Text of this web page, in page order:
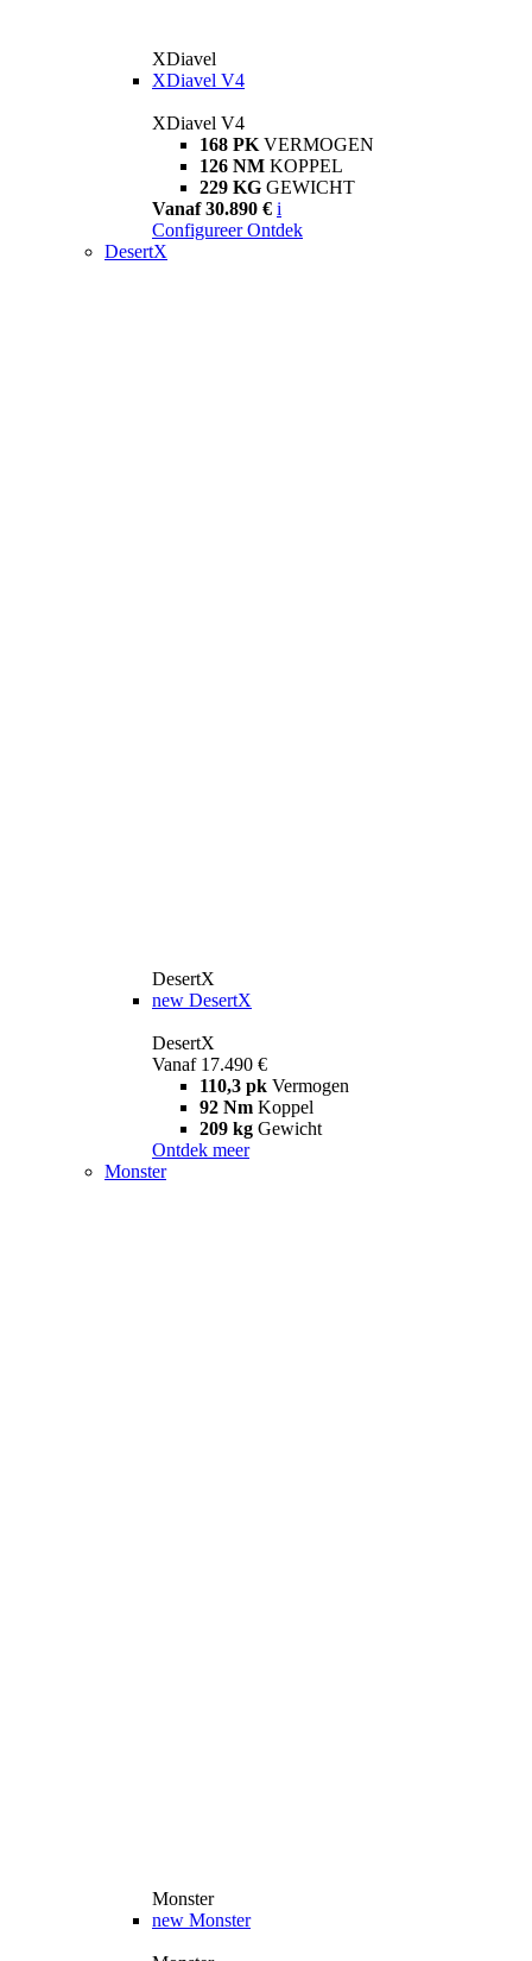
XDiavel
XDiavel V4
XDiavel V4
168 PK VERMOGEN
126 NM KOPPEL
229 KG GEWICHT
Vanaf 30.890 € i
Configureer Ontdek
DesertX
DesertX
new DesertX
DesertX
Vanaf 17.490 €
110,3 pk Vermogen
92 Nm Koppel
209 kg Gewicht
Ontdek meer
Monster
Monster
new Monster